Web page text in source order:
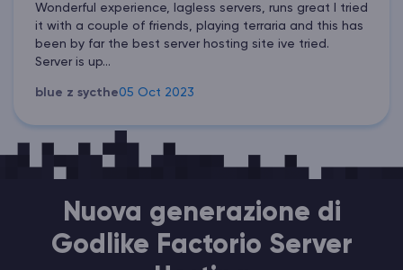
Wonderful experience, lagless servers, runs great I tried
it with a couple of friends, playing terraria and this has
been by far the best server hosting site ive tried.
Server is up...
blue z sycthe05 Oct 2023
Nuova generazione di
Godlike Factorio Server